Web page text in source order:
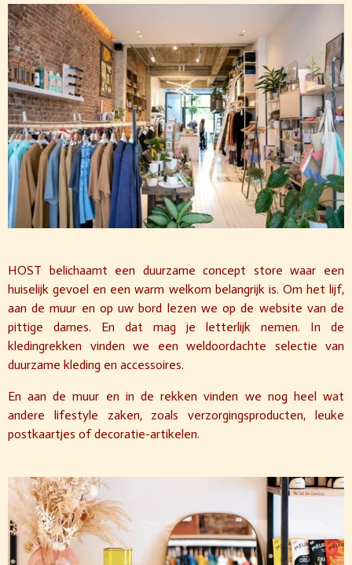
HOST belichaamt een duurzame concept store waar een
huiselijk gevoel en een warm welkom belangrijk is. Om het lijf,
aan de muur en op uw bord lezen we op de website van de
pittige dames. En dat mag je letterlijk nemen. In de
kledingrekken vinden we een weldoordachte selectie van
duurzame kleding en accessoires.
En aan de muur en in de rekken vinden we nog heel wat
andere lifestyle zaken, zoals verzorgingsproducten, leuke
postkaartjes of decoratie-artikelen.